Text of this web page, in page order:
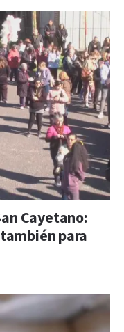
Cayetano:
para